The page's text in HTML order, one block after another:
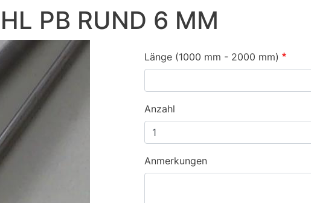
PB RUND 6 MM
Länge (1000 mm - 2000 mm)
Anzahl
Anmerkungen